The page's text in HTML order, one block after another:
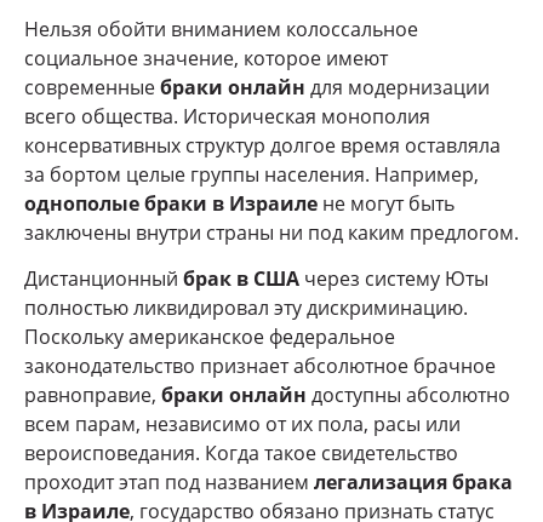
Нельзя обойти вниманием колоссальное
социальное значение, которое имеют
современныебраки онлайн для модернизации
всего общества. Историческая монополия
консервативных структур долгое время оставляла
за бортом целые группы населения. Например,
однополые браки в Израиле не могут быть
заключены внутри страны ни под каким предлогом.
Дистанционный брак в США через систему Юты
полностью ликвидировал эту дискриминацию.
Поскольку американское федеральное
законодательство признает абсолютное брачное
равноправие, браки онлайн доступны абсолютно
всем парам, независимо от их пола, расы или
вероисповедания. Когда такое свидетельство
проходит этап под названием легализация брака
в Израиле, государство обязано признать статус